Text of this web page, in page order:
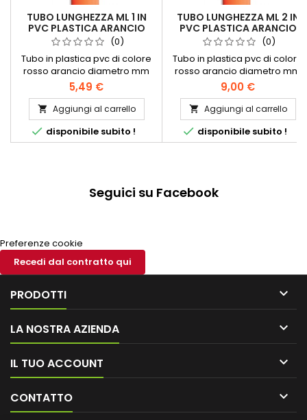
TUBO LUNGHEZZA ML 1 IN
PVC PLASTICA ARANCIO
(0)
Tubo in plastica pvc di colore
rosso arancio diametro mm
lunghezza ml 1 per scarichi
fognari Diametri disponibili
millimetri: 40 - 50 - 63 - 80 - 100
- 125 - 140 - 160 - 200
5,49 €
 Aggiungi al carrello
 disponibile subito !
TUBO LUNGHEZZA ML 2 IN
PVC PLASTICA ARANCIO
(0)
Tubo in plastica pvc di colore
rosso arancio diametro mm
lunghezza ml 2 per scarichi
fognariDiametri disponibili
millimetri:40 - 50 - 63 - 80 - 100
- 125 - 140 - 160 - 200
9,00 €
 Aggiungi al carrello
 disponibile subito !
Seguici su Facebook
Preferenze cookie
Recedi dal contratto qui
PRODOTTI 
LA NOSTRA AZIENDA 
IL TUO ACCOUNT 
CONTATTO 